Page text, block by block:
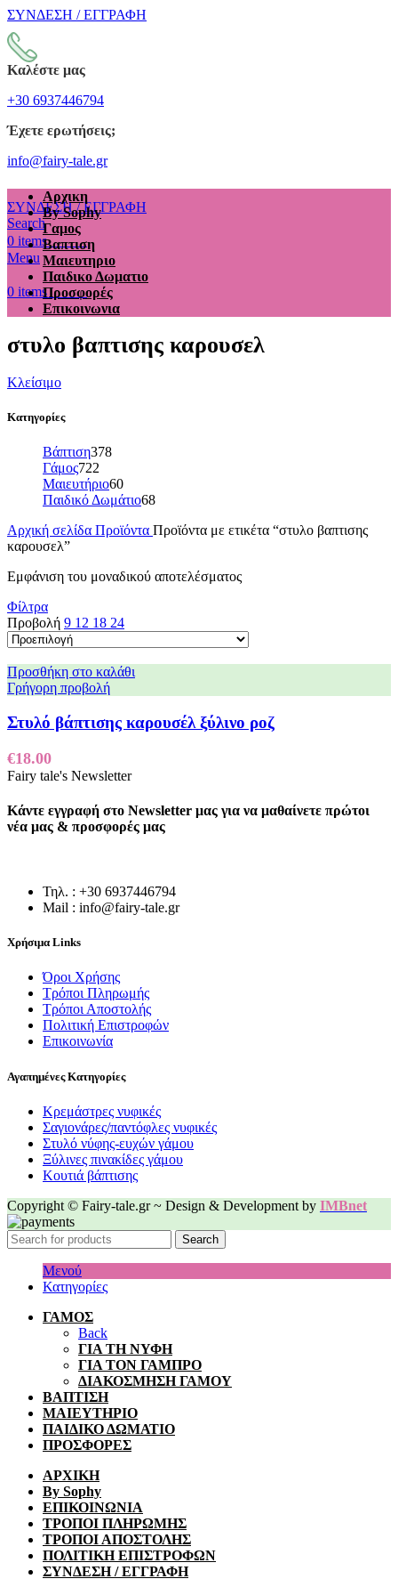
ΣΥΝΔΕΣΗ / ΕΓΓΡΑΦΗ
Καλέστε μας
+30 6937446794
Έχετε ερωτήσεις;
info@fairy-tale.gr
ΣΥΝΔΕΣΗ / ΕΓΓΡΑΦΗ
Search
0 items €0.00
Menu
0 items €0.00
Αρχικη
By Sophy
Γαμος
Βαπτιση
Μαιευτηριο
Παιδικο Δωματιο
Προσφορές
Επικοινωνια
στυλο βαπτισης καρουσελ
Κλείσιμο
Κατηγορίες
Βάπτιση378
Γάμος722
Μαιευτήριο60
Παιδικό Δωμάτιο68
Αρχική σελίδα Προϊόντα Προϊόντα με ετικέτα “στυλο βαπτισης
καρουσελ”
Εμφάνιση του μοναδικού αποτελέσματος
Φίλτρα
Προβολή 9 12 18 24
Προσθήκη στο καλάθι
Γρήγορη προβολή
Στυλό βάπτισης καρουσέλ ξύλινο ροζ
€18.00
Fairy tale's Newsletter
Κάντε εγγραφή στο Newsletter μας για να μαθαίνετε πρώτοι
νέα μας & προσφορές μας
Τηλ. : +30 6937446794
Mail : info@fairy-tale.gr
Χρήσιμα Links
Όροι Χρήσης
Τρόποι Πληρωμής
Τρόποι Αποστολής
Πολιτική Επιστροφών
Επικοινωνία
Αγαπημένες Κατηγορίες
Κρεμάστρες νυφικές
Σαγιονάρες/παντόφλες νυφικές
Στυλό νύφης-ευχών γάμου
Ξύλινες πινακίδες γάμου
Κουτιά βάπτισης
Copyright © Fairy-tale.gr ~ Design & Development by IMBnet
Search
Μενού
Κατηγορίες
ΓΑΜΟΣ
Back
ΓΙΑ ΤΗ ΝΥΦΗ
ΓΙΑ ΤΟΝ ΓΑΜΠΡΟ
ΔΙΑΚΟΣΜΗΣΗ ΓΑΜΟΥ
ΒΑΠΤΙΣΗ
ΜΑΙΕΥΤΗΡΙΟ
ΠΑΙΔΙΚΟ ΔΩΜΑΤΙΟ
ΠΡΟΣΦΟΡΕΣ
ΑΡΧΙΚΗ
By Sophy
ΕΠΙΚΟΙΝΩΝΙΑ
ΤΡΟΠΟΙ ΠΛΗΡΩΜΗΣ
ΤΡΟΠΟΙ ΑΠΟΣΤΟΛΗΣ
ΠΟΛΙΤΙΚΗ ΕΠΙΣΤΡΟΦΩΝ
ΣΥΝΔΕΣΗ / ΕΓΓΡΑΦΗ